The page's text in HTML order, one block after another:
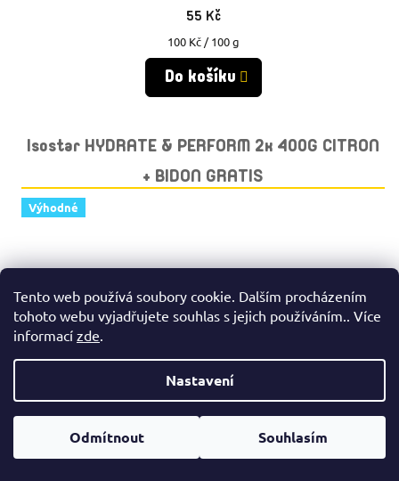
Tento web používá soubory cookie. Dalším procházením
tohoto webu vyjadřujete souhlas s jejich používáním.. Více
informací zde.
Nastavení
Odmítnout Souhlasím
55 Kč
Měrná
cena:
100 Kč / 100 g
Do košíku
Isostar HYDRATE & PERFORM 2x 400G CITRON
+ BIDON GRATIS
Výhodné